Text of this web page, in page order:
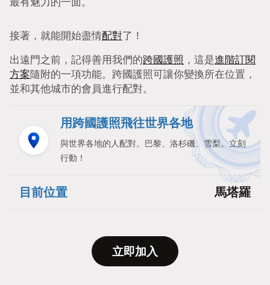
接著，就能開始盡情配對了！
出遠門之前，記得善用我們的跨國護照 ，這是進階訂閱
方案隨附的一項功能。跨國護照可讓你變換所在位置，
並和其他城市的會員進行配對。
用跨國護照飛往世界各地
與世界各地的人配對。巴黎、洛杉磯、雪梨。立刻
行動！
目前位置 馬塔羅
立即加入